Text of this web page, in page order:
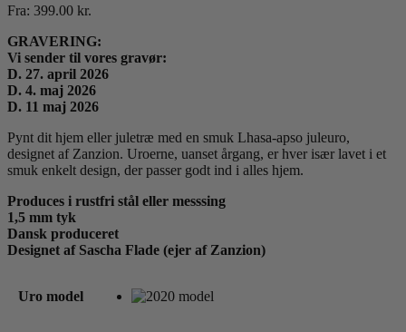
Fra: 399.00 kr.
GRAVERING:
Vi sender til vores gravør:
D. 27. april 2026
D. 4. maj 2026
D. 11 maj 2026
Pynt dit hjem eller juletræ med en smuk Lhasa-apso juleuro,
designet af Zanzion. Uroerne, uanset årgang, er hver især lavet i et
smuk enkelt design, der passer godt ind i alles hjem.
Produces i rustfri stål eller messsing
1,5 mm tyk
Dansk produceret
Designet af Sascha Flade (ejer af Zanzion)
Uro model